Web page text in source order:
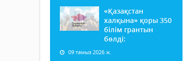
«Қазақстан
халқына» қоры 350
білім грантын
бөлді:
09 тамыз 2026 ж.